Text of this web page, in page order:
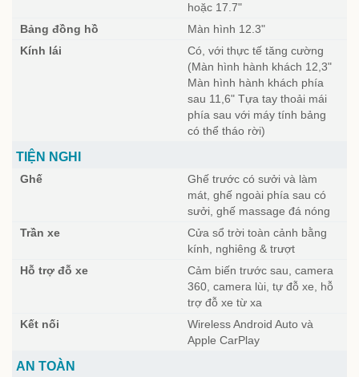
hoặc 17.7"
Bảng đồng hồ
Màn hình 12.3"
Kính lái
Có, với thực tế tăng cường
(Màn hình hành khách 12,3"
Màn hình hành khách phía
sau 11,6" Tựa tay thoải mái
phía sau với máy tính bảng
có thể tháo rời)
TIỆN NGHI
Ghế
Ghế trước có sưởi và làm
mát, ghế ngoài phía sau có
sưởi, ghế massage đá nóng
Trần xe
Cửa sổ trời toàn cảnh bằng
kính, nghiêng & trượt
Hỗ trợ đỗ xe
Cảm biến trước sau, camera
360, camera lùi, tự đỗ xe, hỗ
trợ đỗ xe từ xa
Kết nối
Wireless Android Auto và
Apple CarPlay
AN TOÀN